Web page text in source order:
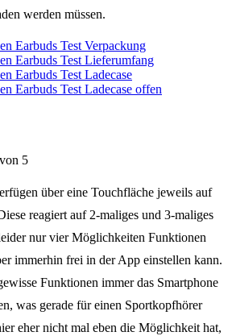
werden müssen.
5
über eine Touchfläche jeweils auf
reagiert auf 2-maliges und 3-maliges
nur vier Möglichkeiten Funktionen
immerhin frei in der App einstellen kann.
Funktionen immer das Smartphone
was gerade für einen Sportkopfhörer
eher nicht mal eben die Möglichkeit hat,